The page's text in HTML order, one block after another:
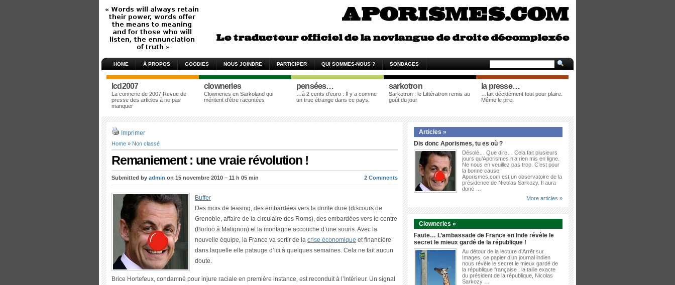
HOME À PROPOS GOODIES NOUS JOINDRE PARTICIPER QUI SOMMES-NOUS ? SONDAGES
lcd2007
La connerie de 2007 Revue de
presse des articles à ne pas
manquer
clowneries
Clowneries en Sarkoland qui
méritent d’être racontées
pensées…
…à 2 cents d’euro : Il y a comme
un truc étrange dans ce pays.
sarkotron
Sarkotron : le Littératron remis au
goût du jour
la presse…
…fait décidément tout pour plaire.
Même le pire.
Imprimer
Home » Non classé
Remaniement : une vraie révolution !
Submitted by admin on 15 novembre 2010 – 11 h 05 min 2 Comments
Buffer
Des mois de teasing, des embardées vers la droite dure (discours de
Grenoble, affaire de la circulaire des Roms), des embardées vers le centre
(Borloo à Matignon) et la montagne accouche d’une souris. Avec la
nouvelle équipe, la France va sortir de la crise économique et financière
dans laquelle elle patauge d’ici à quelques semaines. Cela ne fait aucun
doute.
Brice Hortefeux, condamné pour injure raciale en première instance, est reconduit à l’Intérieur. Un signal
Articles »
Dis donc Aporismes, tu es où ?
Désolé… Que dire… Cela fait plusieurs
jours qu’Aporismes n’a rien mis en ligne.
Ne nous en veuillez pas trop. C’est pour
la bonne cause.
Aporismes.com est un observatoire de la
présidence de Nicolas Sarkozy. Il aura
donc …
More articles »
Clowneries »
Faute… L’ambassade de France en Inde révèle le
secret le mieux gardé de la république !
Au détour de la lecture d’Arrêt sur
Images, ce papier d’un journal indien
nous révèle le secret le mieux gardé de
la république française : la taille exacte
du président de la république, Nicolas
Sarkozy …